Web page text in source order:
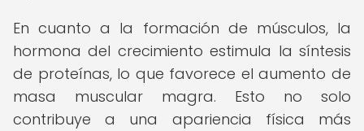
En cuanto a la formación de músculos, la
hormona del crecimiento estimula la síntesis
de proteínas, lo que favorece el aumento de
masa muscular magra. Esto no solo
contribuye a una apariencia física más